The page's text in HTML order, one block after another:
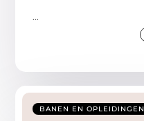
...
BANEN EN OPLEIDINGEN